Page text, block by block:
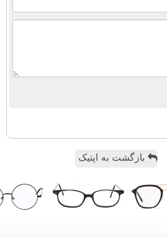
بازگشت به اپتیک